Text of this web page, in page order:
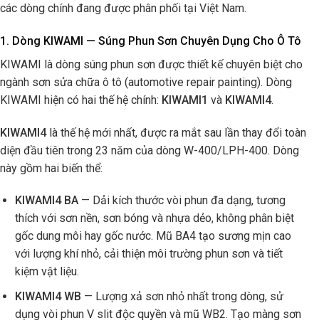
các dòng chính đang được phân phối tại Việt Nam.
1. Dòng KIWAMI — Súng Phun Sơn Chuyên Dụng Cho Ô Tô
KIWAMI là dòng súng phun sơn được thiết kế chuyên biệt cho
ngành sơn sửa chữa ô tô (automotive repair painting). Dòng
KIWAMI hiện có hai thế hệ chính: KIWAMI1 và KIWAMI4.
KIWAMI4là thế hệ mới nhất, được ra mắt sau lần thay đổi toàn
diện đầu tiên trong 23 năm của dòng W-400/LPH-400. Dòng
này gồm hai biến thể:
KIWAMI4 BA— Dải kích thước vòi phun đa dạng, tương
thích với sơn nền, sơn bóng và nhựa dẻo, không phân biệt
gốc dung môi hay gốc nước. Mũ BA4 tạo sương mịn cao
với lượng khí nhỏ, cải thiện môi trường phun sơn và tiết
kiệm vật liệu.
KIWAMI4 WB — Lượng xả sơn nhỏ nhất trong dòng, sử
dụng vòi phun V slit độc quyền và mũ WB2. Tạo màng sơn